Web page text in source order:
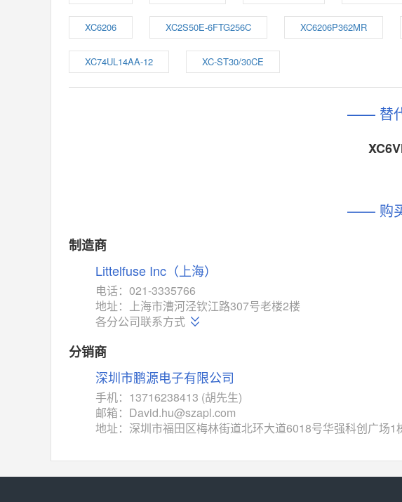
XC6206 XC2S50E-6FTG256C XC6206P362MR
XC74UL14AA-12 XC-ST30/30CE
—— 替
—— 购
制造商
Littelfuse Inc（上海）
电话：021-3335766
地址：上海市漕河泾钦江路307号老楼2楼
各分公司联系方式
分销商
深圳市鹏源电子有限公司
手机：13716238413 (胡先生)
邮箱：David.hu@szapl.com
地址：深圳市福田区梅林街道北环大道6018号华强科创广场1